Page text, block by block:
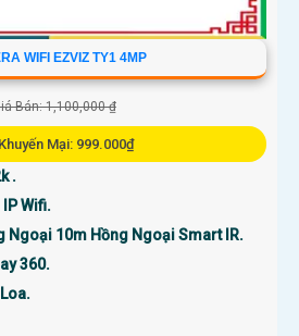
WIFI EZVIZ TY1 4MP
Bán: 1,100,000 ₫
Mại: 999.000₫
.
IP Wifi.
Ngoại 10m Hồng Ngoại Smart IR.
360.